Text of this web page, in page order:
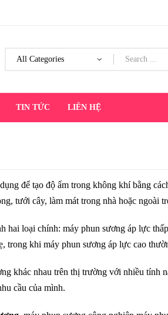
Products
TIN TỨC LIÊN HỆ
để tạo độ ẩm trong không khí bằng
tưới cây, làm mát trong nhà hoặc
hai loại chính: máy phun sương áp lực
trong khi máy phun sương áp lực cao
khác nhau trên thị trường với nhiều tính
cầu của mình.